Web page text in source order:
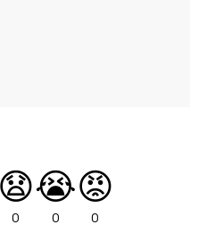
😧
0
😭
0
😡
0